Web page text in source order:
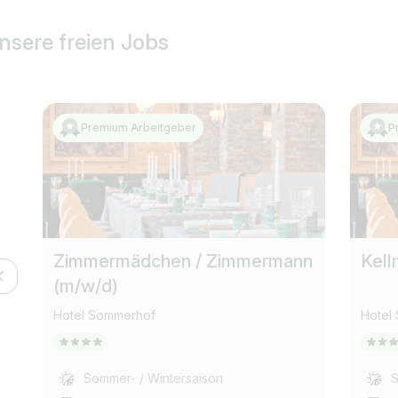
freien Jobs
Premium Arbeitgeber
Zimmermädchen / Zimmermann
(m/w/d)
Hotel Sommerhof
Sommer- / Wintersaison
Hotel